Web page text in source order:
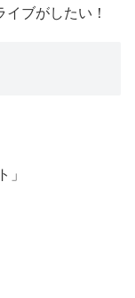
ブがしたい！
」